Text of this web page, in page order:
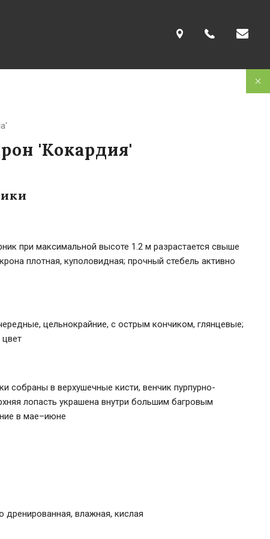
'Кокардия'
при максимальной высоте 1.2 м разрастается свыше
плотная, куполовидная; прочный стебель активно
цельнокрайние, с острым кончиком, глянцевые;
собраны в верхушечные кисти, венчик пурпурно-
лопасть украшена внутри большим багровым
в мае–июне
дренированная, влажная, кислая